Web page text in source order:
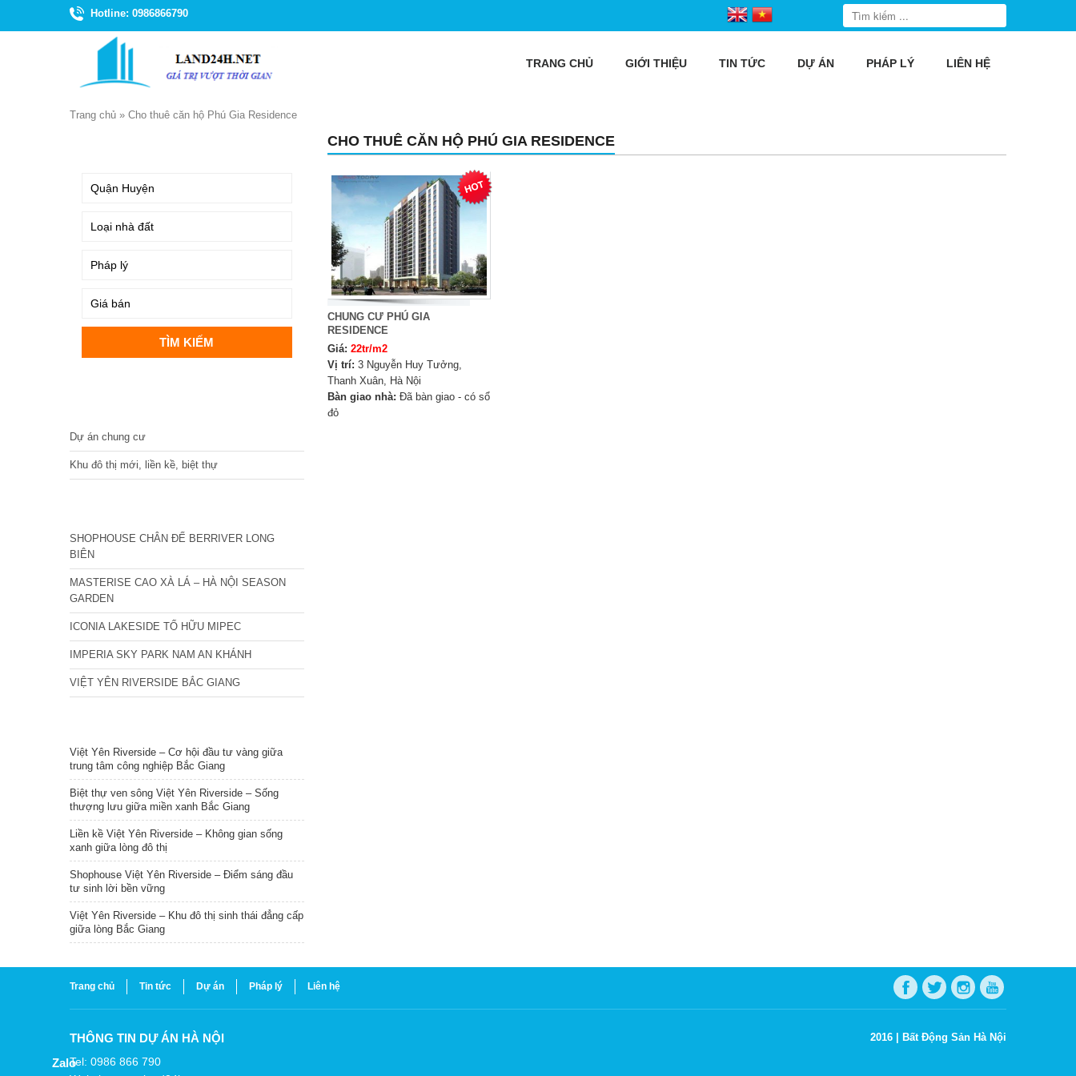
Hotline: 0986866790
TRANG CHỦ GIỚI THIỆU TIN TỨC DỰ ÁN PHÁP LÝ LIÊN HỆ
Trang chủ » Cho thuê căn hộ Phú Gia Residence
CHO THUÊ CĂN HỘ PHÚ GIA RESIDENCE
CHUNG CƯ PHÚ GIA
RESIDENCE
Giá: 22tr/m2
Vị trí: 3 Nguyễn Huy Tưởng,
Thanh Xuân, Hà Nội
Bàn giao nhà: Đã bàn giao - có sổ
đỏ
Dự án chung cư
Khu đô thị mới, liền kề, biệt thự
SHOPHOUSE CHÂN ĐẾ BERRIVER LONG
BIÊN
MASTERISE CAO XÀ LÁ – HÀ NỘI SEASON
GARDEN
ICONIA LAKESIDE TỐ HỮU MIPEC
IMPERIA SKY PARK NAM AN KHÁNH
VIỆT YÊN RIVERSIDE BẮC GIANG
Việt Yên Riverside – Cơ hội đầu tư vàng giữa
trung tâm công nghiệp Bắc Giang
Biệt thự ven sông Việt Yên Riverside – Sống
thượng lưu giữa miền xanh Bắc Giang
Liền kề Việt Yên Riverside – Không gian sống
xanh giữa lòng đô thị
Shophouse Việt Yên Riverside – Điểm sáng đầu
tư sinh lời bền vững
Việt Yên Riverside – Khu đô thị sinh thái đẳng cấp
giữa lòng Bắc Giang
Trang chủ Tin tức Dự án Pháp lý Liên hệ
THÔNG TIN DỰ ÁN HÀ NỘI
Tel: 0986 866 790
2016 | Bất Động Sản Hà Nội
Zalo